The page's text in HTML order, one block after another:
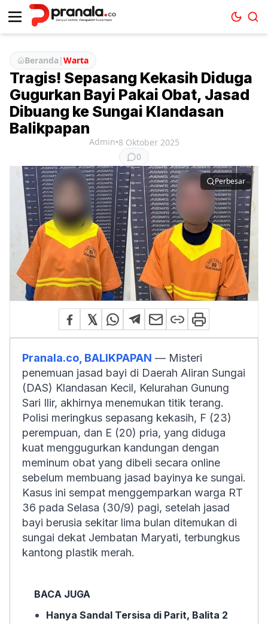
Beranda|Warta
Tragis! Sepasang Kekasih Diduga
Gugurkan Bayi Pakai Obat, Jasad
Dibuang ke Sungai Klandasan
Balikpapan
Admin•8 Oktober 2025
0
Perbesar
Pranala.co, BALIKPAPAN — Misteri
penemuan jasad bayi di Daerah Aliran Sungai
(DAS) Klandasan Kecil, Kelurahan Gunung
Sari Ilir, akhirnya menemukan titik terang.
Polisi meringkus sepasang kekasih, F (23)
perempuan, dan E (20) pria, yang diduga
kuat menggugurkan kandungan dengan
meminum obat yang dibeli secara online
sebelum membuang jasad bayinya ke sungai.
Kasus ini sempat menggemparkan warga RT
36 pada Selasa (30/9) pagi, setelah jasad
bayi berusia sekitar lima bulan ditemukan di
sungai dekat Jembatan Maryati, terbungkus
kantong plastik merah.
BACA JUGA
Hanya Sandal Tersisa di Parit, Balita 2